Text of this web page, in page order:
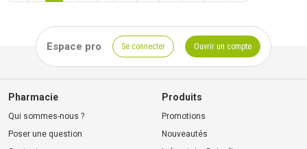
Espace pro Se connecter Ouvrir un compte
Pharmacie
Qui sommes-nous ?
Poser une question
Produits
Promotions
Nouveautés